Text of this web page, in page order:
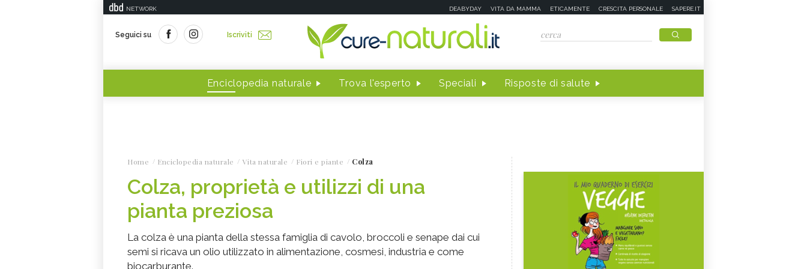
NETWORK DEABYDAY VITA DA MAMMA ETICAMENTE CRESCITA PERSONALE SAPERE.IT
Seguici su Iscriviti
Enciclopedia naturale Trova l'esperto Speciali Risposte di salute
Home Enciclopedia naturale Vita naturale Fiori e piante Colza
Colza, proprietà e utilizzi di una
pianta preziosa
La colza è una pianta della stessa famiglia di cavolo, broccoli e senape dai cui
semi si ricava un olio utilizzato in alimentazione, cosmesi, industria e come
biocarburante.